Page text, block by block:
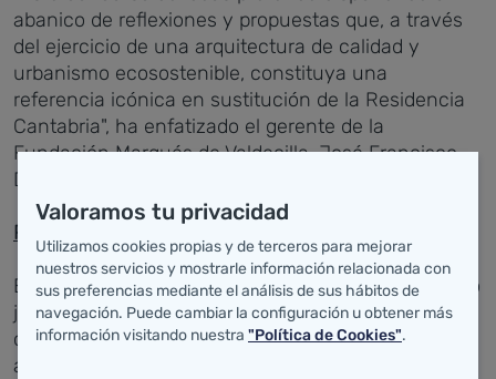
abanico de reflexiones y propuestas que, a través
del ejercicio de una arquitectura de calidad y
urbanismo ecosostenible, constituya una
referencia icónica en sustitución de la Residencia
Cantabria", ha enfatizado el gerente de la
Fundación Marqués de Valdecilla, José Francisco
Díaz.
Participantes y requisitos
En el concurso, podránparticipar personas físicas o
jurídicas, individualmente o en equipo, con
capacidad de obrar y habilitación profesional
adecuada al objeto (Arquitectura, Urbanismo,
Valoramos tu privacidad
Utilizamos cookies propias y de terceros para mejorar
nuestros servicios y mostrarle información relacionada con
sus preferencias mediante el análisis de sus hábitos de
navegación. Puede cambiar la configuración u obtener más
información visitando nuestra "Política de Cookies".